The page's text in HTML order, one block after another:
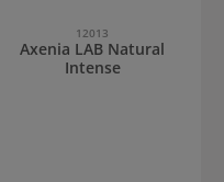
12013
Axenia LAB Natural
Intense